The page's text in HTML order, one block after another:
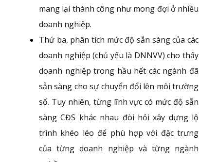
mang lại thành công như mong đợi ở nhiều
doanh nghiệp.
Thứ ba, phân tích mức độ sẵn sàng của các
doanh nghiệp (chủ yếu là DNNVV) cho thấy
doanh nghiệp trong hầu hết các ngành đã
sẵn sàng cho sự chuyển đổi lên môi trường
số. Tuy nhiên, từng lĩnh vực có mức độ sẵn
sàng CĐS khác nhau đòi hỏi xây dựng lộ
trình khéo léo để phù hợp với đặc trưng
của từng doanh nghiệp và từng ngành